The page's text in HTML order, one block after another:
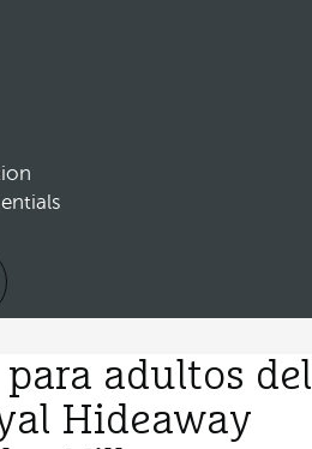
adultos del
Hideaway